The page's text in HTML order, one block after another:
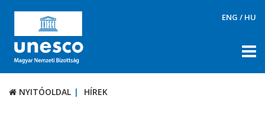
ENG / HU
NYITÓOLDAL HÍREK
NYITÓOLDAL HÍREK